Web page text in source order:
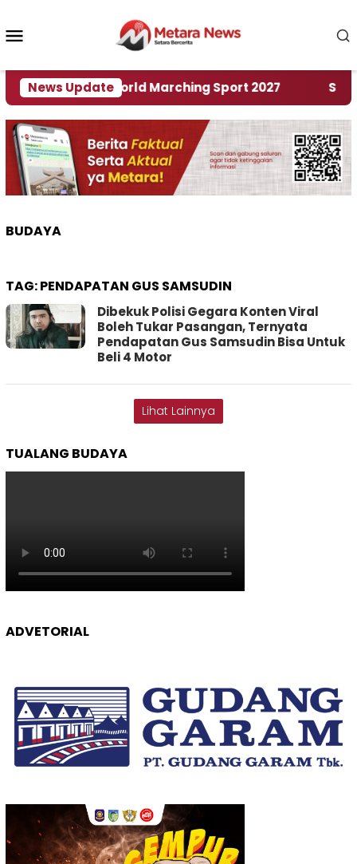
konten
News Update
Rumah World Marching Sport 2027 ‎Soal
BUDAYA
TAG:PENDAPATAN GUS SAMSUDIN
Dibekuk Polisi Gegara Konten Viral
Boleh Tukar Pasangan, Ternyata
Pendapatan Gus Samsudin Bisa Untuk
Beli 4 Motor
Lihat Lainnya
TUALANG BUDAYA
ADVETORIAL